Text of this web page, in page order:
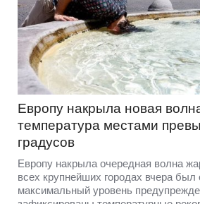
Европу накрыла новая
температура местами
градусов
Европу накрыла очередная волна
всех крупнейших городах вчера был
максимальный уровень